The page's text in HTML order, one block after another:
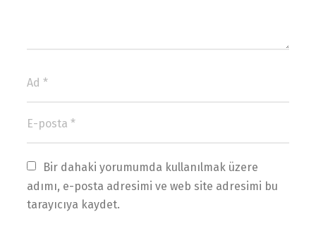
Bir dahaki yorumumda kullanılmak üzere
adımı, e-posta adresimi ve web site adresimi bu
tarayıcıya kaydet.